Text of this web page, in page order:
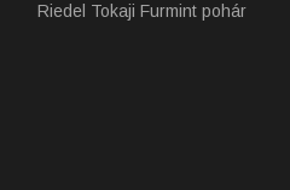
Riedel Tokaji Furmint pohár